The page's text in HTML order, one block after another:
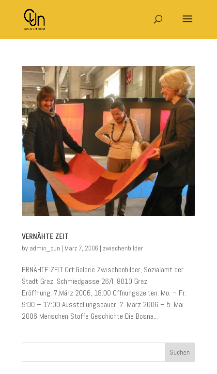
VERNÄHTE ZEIT
by admin_cun | März 7, 2006 | zwischenbilder
ERNÄHTE ZEIT Ort:Galerie Zwischenbilder, Sozialamt der
Stadt Graz, Schmiedgasse 26/I, 8010 Graz
Eröffnung: 7.März 2006, 18:00 Öffnungszeiten: Mo. – Fr.
9:00 – 17:00 Ausstellungsdauer: 7. März 2006 – 5. Mai
2006 Menschen Stoffe Geschichte Die Bosna...